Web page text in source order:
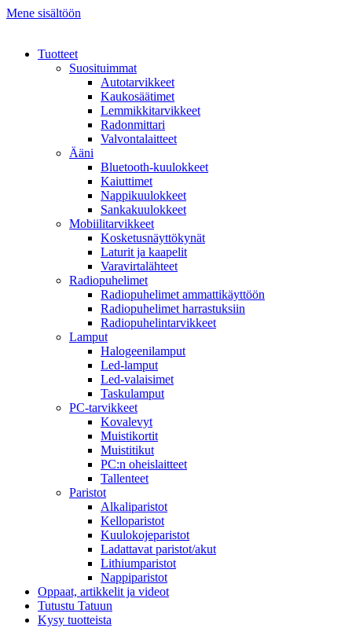
Mene sisältöön
Tuotteet
Suosituimmat
Autotarvikkeet
Kaukosäätimet
Lemmikkitarvikkeet
Radonmittari
Valvontalaitteet
Ääni
Bluetooth-kuulokkeet
Kaiuttimet
Nappikuulokkeet
Sankakuulokkeet
Mobiilitarvikkeet
Kosketusnäyttökynät
Laturit ja kaapelit
Varavirtalähteet
Radiopuhelimet
Radiopuhelimet ammattikäyttöön
Radiopuhelimet harrastuksiin
Radiopuhelintarvikkeet
Lamput
Halogeenilamput
Led-lamput
Led-valaisimet
Taskulamput
PC-tarvikkeet
Kovalevyt
Muistikortit
Muistitikut
PC:n oheislaitteet
Tallenteet
Paristot
Alkaliparistot
Kelloparistot
Kuulokojeparistot
Ladattavat paristot/akut
Lithiumparistot
Nappiparistot
Oppaat, artikkelit ja videot
Tutustu Tatuun
Kysy tuotteista